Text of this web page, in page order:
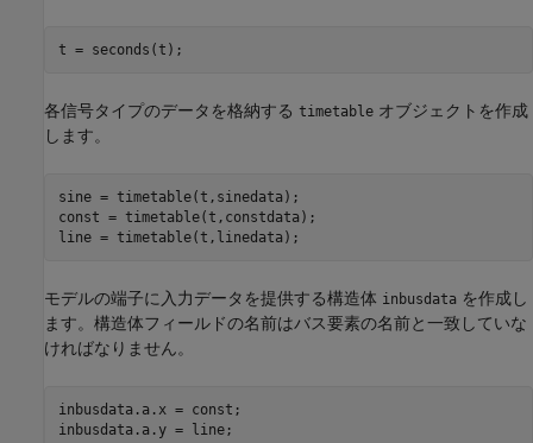
t = seconds(t);
各信号タイプのデータを格納する timetable オブジェクトを作成
します。
sine = timetable(t,sinedata);
const = timetable(t,constdata);
line = timetable(t,linedata);
モデルの端子に入力データを提供する構造体 inbusdata を作成し
ます。構造体フィールドの名前はバス要素の名前と一致していな
ければなりません。
inbusdata.a.x = const;
inbusdata.a.y = line;